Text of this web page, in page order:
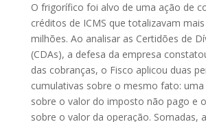
O frigorífico foi alvo de uma ação de
créditos de ICMS que totalizavam mais
milhões. Ao analisar as Certidões de
(CDAs), a defesa da empresa
das cobranças, o Fisco aplicou duas
cumulativas sobre o mesmo fato:
sobre o valor do imposto não pago e
sobre o valor da operação. Somadas,